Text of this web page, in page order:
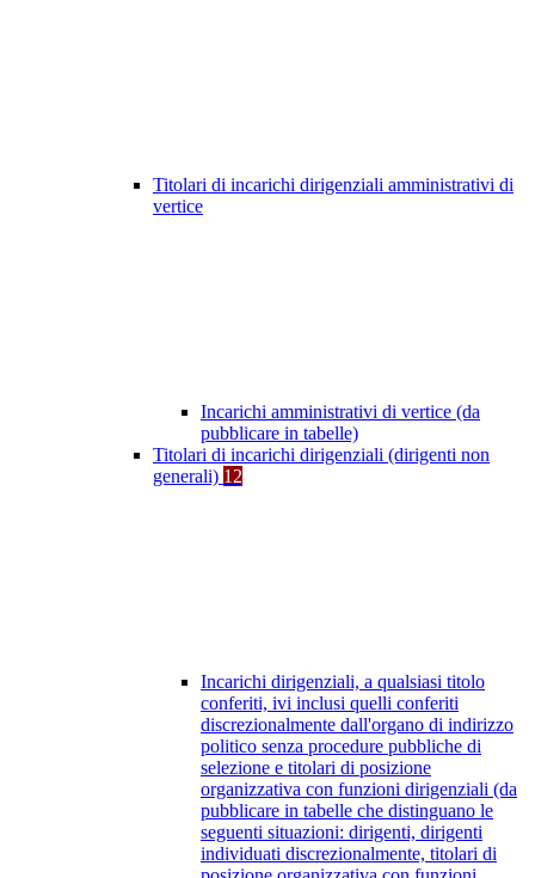
Titolari di incarichi dirigenziali amministrativi di
vertice
Incarichi amministrativi di vertice (da
pubblicare in tabelle)
Titolari di incarichi dirigenziali (dirigenti non
generali) 12
Incarichi dirigenziali, a qualsiasi titolo
conferiti, ivi inclusi quelli conferiti
discrezionalmente dall'organo di indirizzo
politico senza procedure pubbliche di
selezione e titolari di posizione
organizzativa con funzioni dirigenziali (da
pubblicare in tabelle che distinguano le
seguenti situazioni: dirigenti, dirigenti
individuati discrezionalmente, titolari di